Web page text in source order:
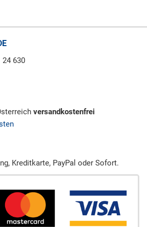
630
versandkostenfrei
Kreditkarte, PayPal oder Sofort.